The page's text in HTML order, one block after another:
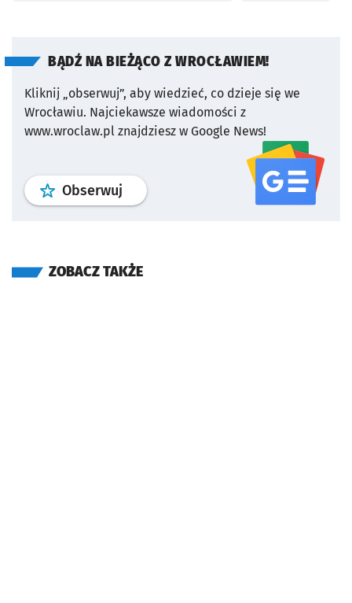
BĄDŹ NA BIEŻĄCO Z WROCŁAWIEM!
Kliknij „obserwuj”, aby wiedzieć, co dzieje się we
Wrocławiu. Najciekawsze wiadomości z
www.wroclaw.pl znajdziesz w Google News!
Obserwuj profil serwisu
ZOBACZ TAKŻE